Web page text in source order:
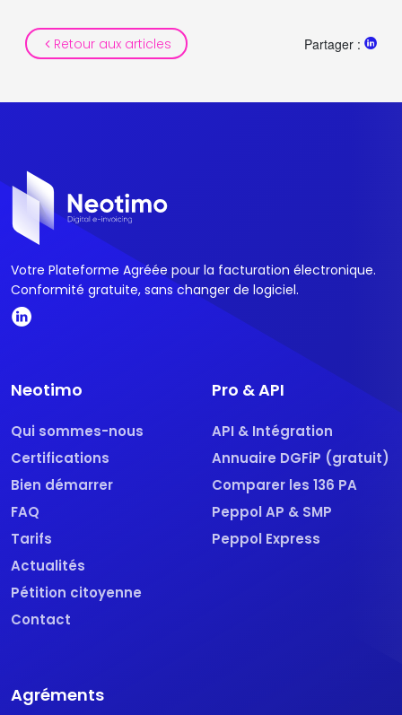
Retour aux articles Partager :
Votre Plateforme Agréée pour la facturation électronique.
Conformité gratuite, sans changer de logiciel.
Neotimo
Qui sommes-nous
Certifications
Bien démarrer
FAQ
Tarifs
Actualités
Pétition citoyenne
Contact
Pro & API
API & Intégration
Annuaire DGFiP (gratuit)
Comparer les 136 PA
Peppol AP & SMP
Peppol Express
Agréments